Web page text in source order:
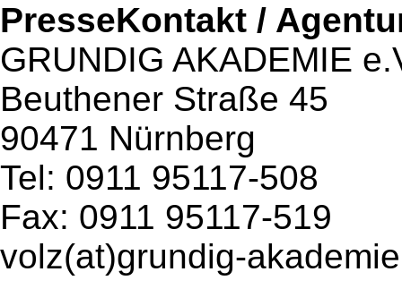
PresseKontakt /
GRUNDIG AKADEMIE
Beuthener Straße 45
90471 Nürnberg
Tel: 0911 95117-508
Fax: 0911 95117-519
volz(at)grundig-